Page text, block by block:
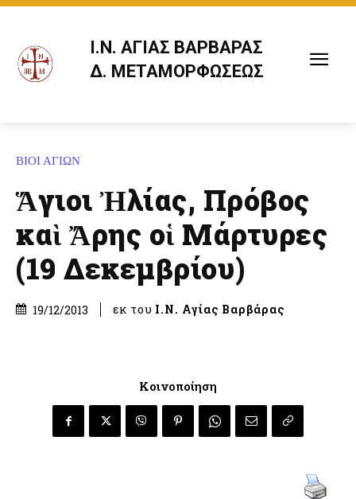
Ι.Ν. ΑΓΙΑΣ ΒΑΡΒΑΡΑΣ
Δ. ΜΕΤΑΜΟΡΦΩΣΕΩΣ
ΒΙΟΙ ΑΓΙΩΝ
Ἅγιοι Ἠλίας, Πρόβος
καὶ Ἄρης οἱ Μάρτυρες
(19 Δεκεμβρίου)
19/12/2013 εκ του Ι.Ν. Αγίας Βαρβάρας
Κοινοποίηση